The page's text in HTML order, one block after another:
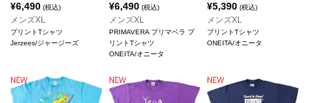
¥6,490 (税込)
メンズXL
プリントTシャツ
Jerzees/ジャージーズ
¥6,490(税込)
メンズXL
PRIMAVERA プリマベラ プ
リントTシャツ
ONEITA/オニータ
¥5,390 (税込)
メンズXL
プリントTシャツ
ONEITA/オニータ